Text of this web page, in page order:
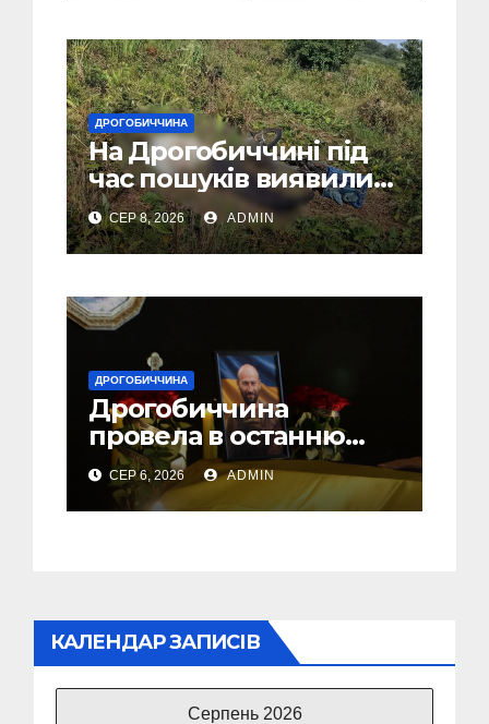
ДРОГОБИЧЧИНА
На Дрогобиччині під
час пошуків виявили
тіло зниклого чоловіка
СЕР 8, 2026 ADMIN
ДРОГОБИЧЧИНА
Дрогобиччина
провела в останню
земну дорогу свого
Захисника – Олега
Торського
СЕР 6, 2026 ADMIN
КАЛЕНДАР ЗАПИСІВ
Серпень 2026